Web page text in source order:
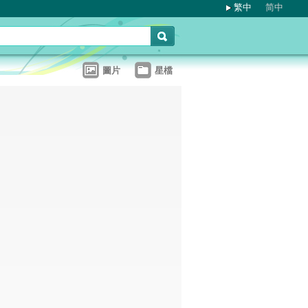
繁中 简中
圖片 星檔